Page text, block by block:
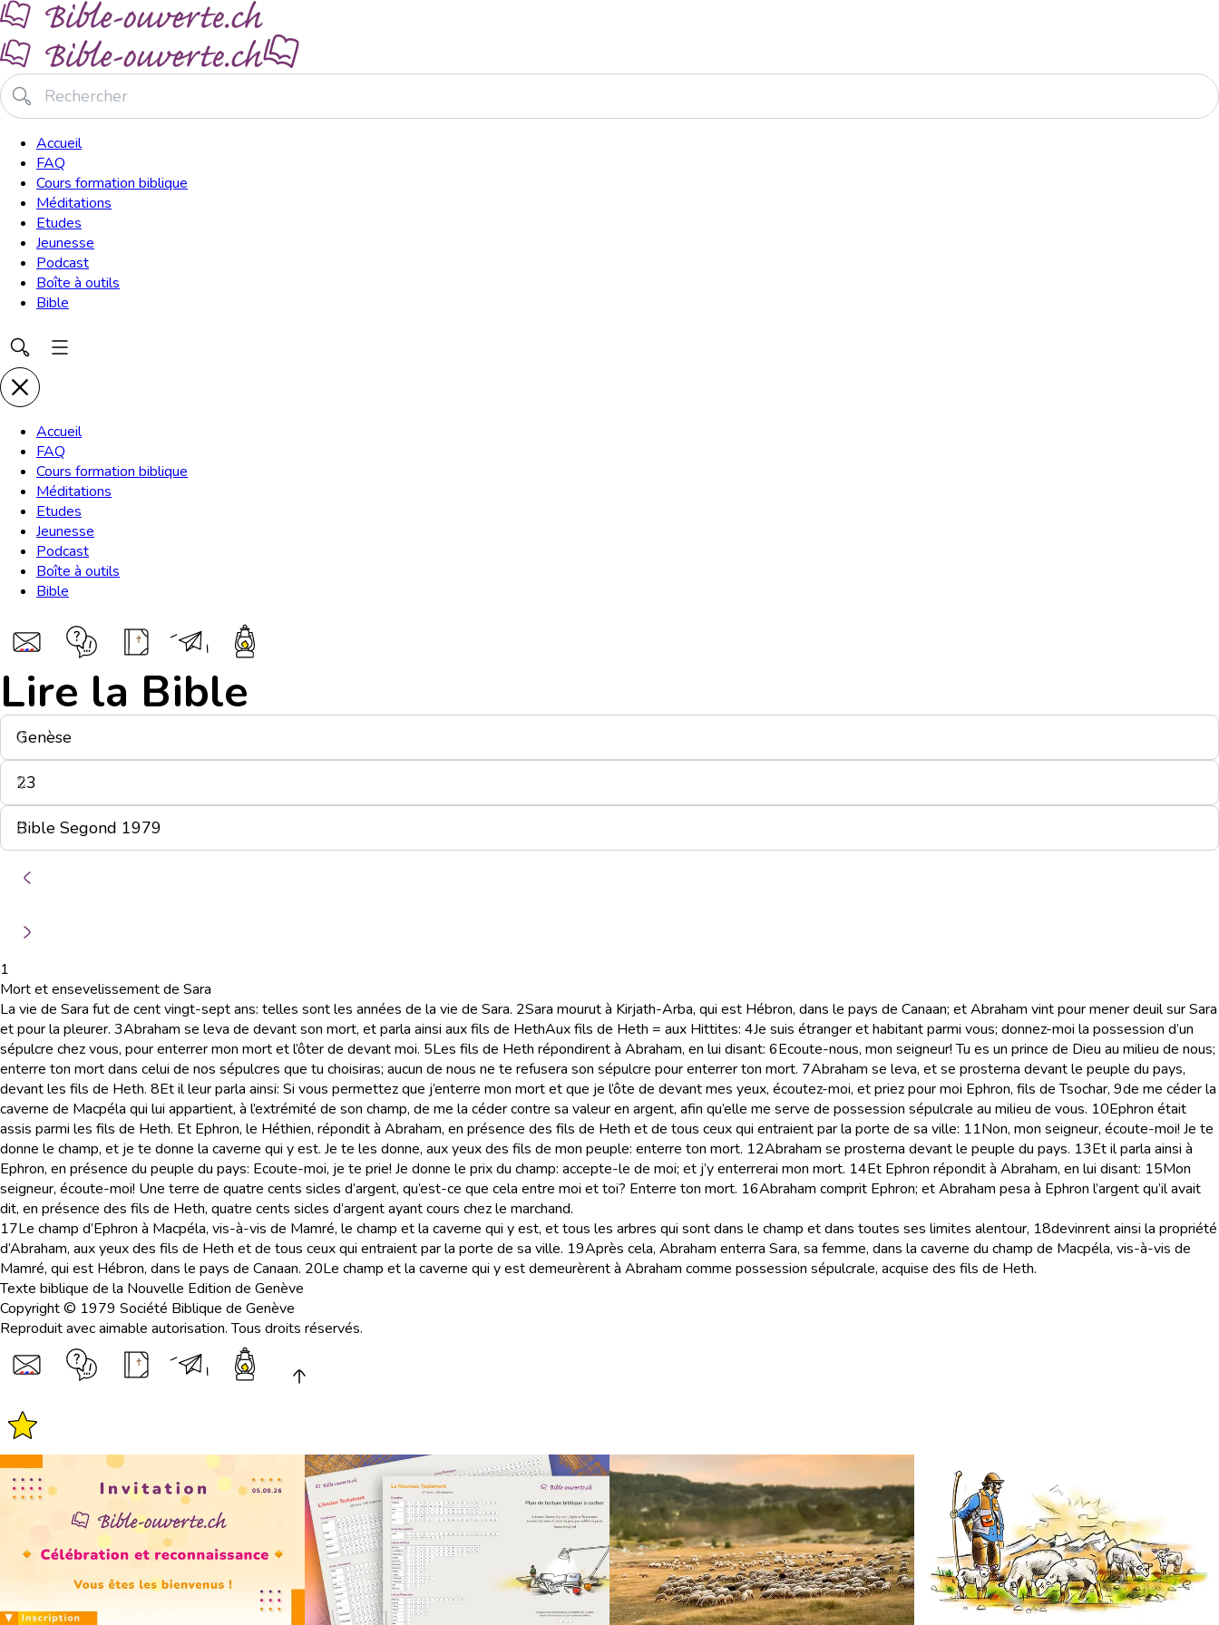
Accueil
FAQ
Cours formation biblique
Méditations
Etudes
Jeunesse
Podcast
Boîte à outils
Bible
Accueil
FAQ
Cours formation biblique
Méditations
Etudes
Jeunesse
Podcast
Boîte à outils
Bible
Lire la Bible
1
Mort et ensevelissement de Sara
La vie de Sara fut de cent vingt-sept ans: telles sont les années de la vie de Sara. 2Sara mourut à Kirjath-Arba, qui est Hébron, dans le pays de Canaan; et Abraham vint pour mener deuil sur Sara
et pour la pleurer. 3Abraham se leva de devant son mort, et parla ainsi aux fils de HethAux fils de Heth = aux Hittites: 4Je suis étranger et habitant parmi vous; donnez-moi la possession d’un
sépulcre chez vous, pour enterrer mon mort et l’ôter de devant moi. 5Les fils de Heth répondirent à Abraham, en lui disant: 6Ecoute-nous, mon seigneur! Tu es un prince de Dieu au milieu de nous;
enterre ton mort dans celui de nos sépulcres que tu choisiras; aucun de nous ne te refusera son sépulcre pour enterrer ton mort. 7Abraham se leva, et se prosterna devant le peuple du pays,
devant les fils de Heth. 8Et il leur parla ainsi: Si vous permettez que j’enterre mon mort et que je l’ôte de devant mes yeux, écoutez-moi, et priez pour moi Ephron, fils de Tsochar, 9de me céder la
caverne de Macpéla qui lui appartient, à l’extrémité de son champ, de me la céder contre sa valeur en argent, afin qu’elle me serve de possession sépulcrale au milieu de vous. 10Ephron était
assis parmi les fils de Heth. Et Ephron, le Héthien, répondit à Abraham, en présence des fils de Heth et de tous ceux qui entraient par la porte de sa ville: 11Non, mon seigneur, écoute-moi! Je te
donne le champ, et je te donne la caverne qui y est. Je te les donne, aux yeux des fils de mon peuple: enterre ton mort. 12Abraham se prosterna devant le peuple du pays. 13Et il parla ainsi à
Ephron, en présence du peuple du pays: Ecoute-moi, je te prie! Je donne le prix du champ: accepte-le de moi; et j’y enterrerai mon mort. 14Et Ephron répondit à Abraham, en lui disant: 15Mon
seigneur, écoute-moi! Une terre de quatre cents sicles d’argent, qu’est-ce que cela entre moi et toi? Enterre ton mort. 16Abraham comprit Ephron; et Abraham pesa à Ephron l’argent qu’il avait
dit, en présence des fils de Heth, quatre cents sicles d’argent ayant cours chez le marchand.
17Le champ d’Ephron à Macpéla, vis-à-vis de Mamré, le champ et la caverne qui y est, et tous les arbres qui sont dans le champ et dans toutes ses limites alentour, 18devinrent ainsi la propriété
d’Abraham, aux yeux des fils de Heth et de tous ceux qui entraient par la porte de sa ville. 19Après cela, Abraham enterra Sara, sa femme, dans la caverne du champ de Macpéla, vis-à-vis de
Mamré, qui est Hébron, dans le pays de Canaan. 20Le champ et la caverne qui y est demeurèrent à Abraham comme possession sépulcrale, acquise des fils de Heth.
Texte biblique de la Nouvelle Edition de Genève
Copyright © 1979 Société Biblique de Genève
Reproduit avec aimable autorisation. Tous droits réservés.